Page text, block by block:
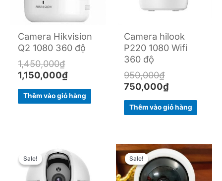
Camera Hikvision
Q2 1080 360 độ
1,450,000₫
1,150,000₫
Thêm vào giỏ hàng
Camera hilook
P220 1080 Wifi
360 độ
950,000₫
750,000₫
Thêm vào giỏ hàng
Sale!
Sale!
Original
price
was:
Current
price
is:
Sale!
Sale!
Original
price
was:
Current
price
is: